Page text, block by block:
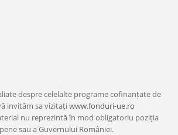
despre celelalte programe cofinanțate de
invităm sa vizitațiwww.fonduri-ue.ro
nu reprezintă în mod obligatoriu poziția
sau a Guvernului României.